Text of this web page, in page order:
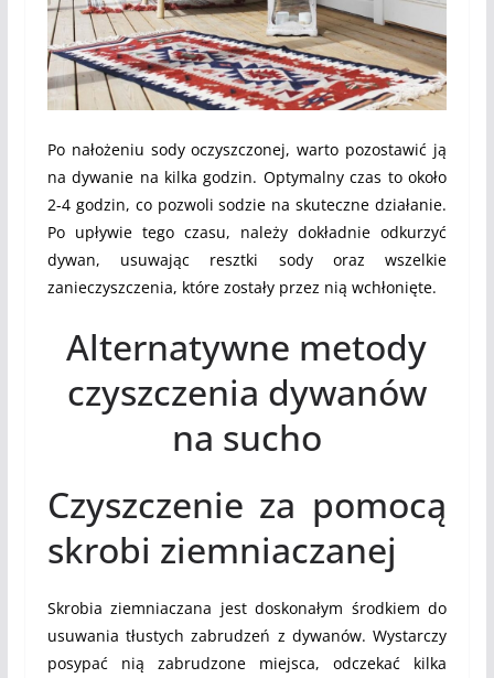
Po nałożeniu sody oczyszczonej, warto pozostawić ją
na dywanie na kilka godzin. Optymalny czas to około
2-4 godzin, co pozwoli sodzie na skuteczne działanie.
Po upływie tego czasu, należy dokładnie odkurzyć
dywan, usuwając resztki sody oraz wszelkie
zanieczyszczenia, które zostały przez nią wchłonięte.
Alternatywne metody
czyszczenia dywanów
na sucho
Czyszczenie za pomocą
skrobi ziemniaczanej
Skrobia ziemniaczana jest doskonałym środkiem do
usuwania tłustych zabrudzeń z dywanów. Wystarczy
posypać nią zabrudzone miejsca, odczekać kilka